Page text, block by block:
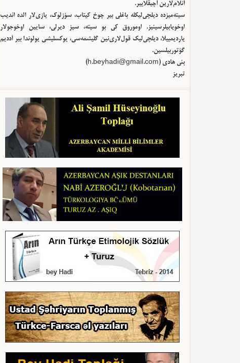
آنلام‌لارین آچیقلاییر.
سیته‌میزده دیلچی‌لیکله باغلی بیر چوخ کیتاب، سؤزلوک، یازی‌لار الده ائدیب
اوخویابیلرسینیز. اوموروق کی بو سیته، سیز دیرلی، سایین اوخوجولار
یاردیمییلا، دیلچی‌لیک قول‌لاری‌نین گلیشمه‌سی، یوکسلیشی یولوندا بیر آددیم
گؤتوربیلسین.
بئی هادی (h.beyhadi@gmail.com
)
تبریز